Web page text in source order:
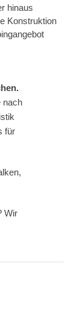
hinaus
Konstruktion
nach
für
Wir